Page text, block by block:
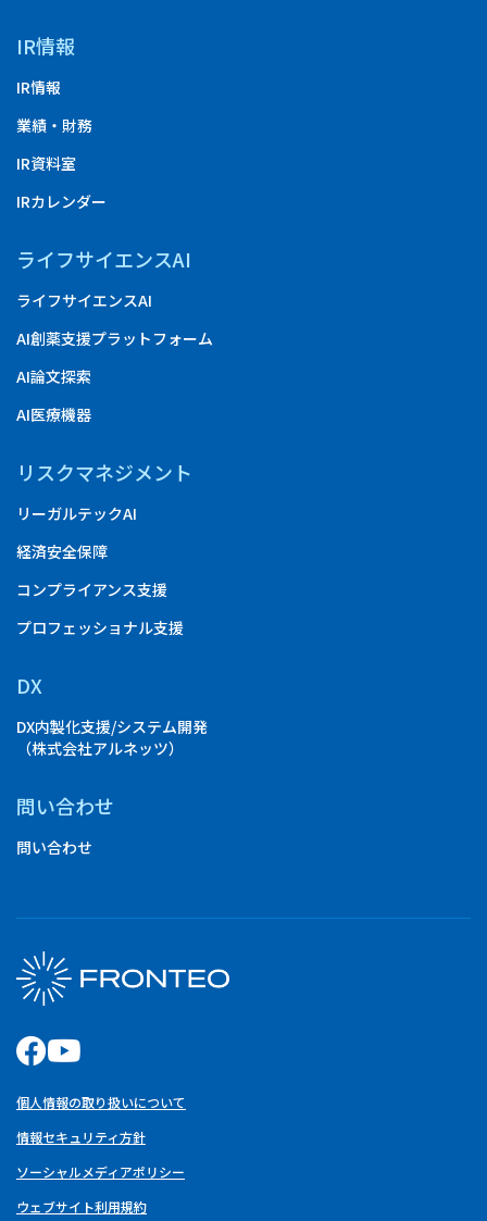
IR情報
IR情報
業績・財務
IR資料室
IRカレンダー
ライフサイエンスAI
ライフサイエンスAI
AI創薬支援プラットフォーム
AI論文探索
AI医療機器
リスクマネジメント
リーガルテックAI
経済安全保障
コンプライアンス支援
プロフェッショナル支援
DX
DX内製化支援/システム開発
（株式会社アルネッツ）
問い合わせ
問い合わせ
個人情報の取り扱いについて
情報セキュリティ方針
ソーシャルメディアポリシー
ウェブサイト利用規約